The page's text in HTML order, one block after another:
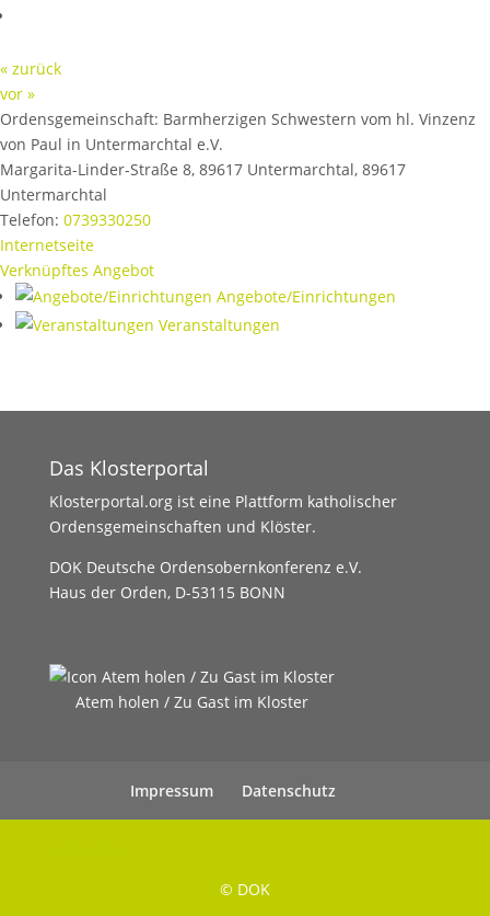
« zurück
vor »
Ordensgemeinschaft: Barmherzigen Schwestern vom hl. Vinzenz
von Paul in Untermarchtal e.V.
Margarita-Linder-Straße 8, 89617 Untermarchtal, 89617
Untermarchtal
Telefon: 0739330250
Internetseite
Verknüpftes Angebot
Angebote/Einrichtungen
Veranstaltungen
Das Klosterportal
Klosterportal.org ist eine Plattform katholischer
Ordensgemeinschaften und Klöster.
DOK Deutsche Ordensobernkonferenz e.V.
Haus der Orden, D-53115 BONN
Atem holen / Zu Gast im Kloster
Impressum Datenschutz
© DOK